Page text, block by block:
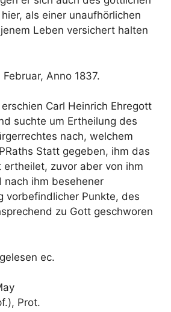
als einer unaufhörlichen
Leben versichert halten
Anno 1837.
Carl Heinrich Ehregott
suchte um Ertheilung des
nach, welchem
Statt gegeben, ihm das
ertheilet, zuvor aber von ihm
nach ihm besehener
vorbefindlicher Punkte, des
zu Gott geschworen
ec.
Prot.